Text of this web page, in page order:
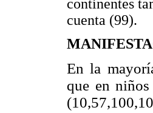
continentes
cuenta (99).
En la
que en